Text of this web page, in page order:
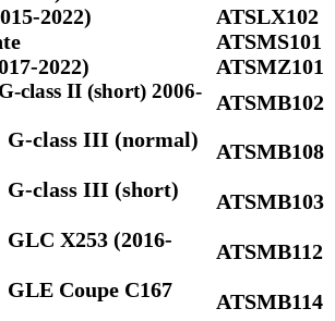
2022)
ATSLX102
ATSMS101
2022)
ATSMZ101
class II (short) 2006-
ATSMB102
G-class III (normal)
ATSMB108
G-class III (short)
ATSMB103
X253 (2016-
ATSMB112
Coupe C167
ATSMB114